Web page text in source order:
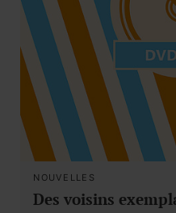
NOUVELLES
Des voisins